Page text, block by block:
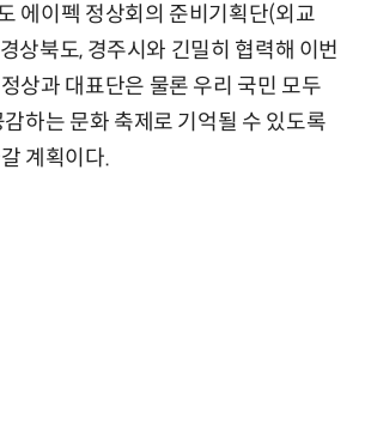
에이펙 정상회의 준비기획단(외교
상북도, 경주시와 긴밀히 협력해 이번
상과 대표단은 물론 우리 국민 모두
하는 문화 축제로 기억될 수 있도록
계획이다.